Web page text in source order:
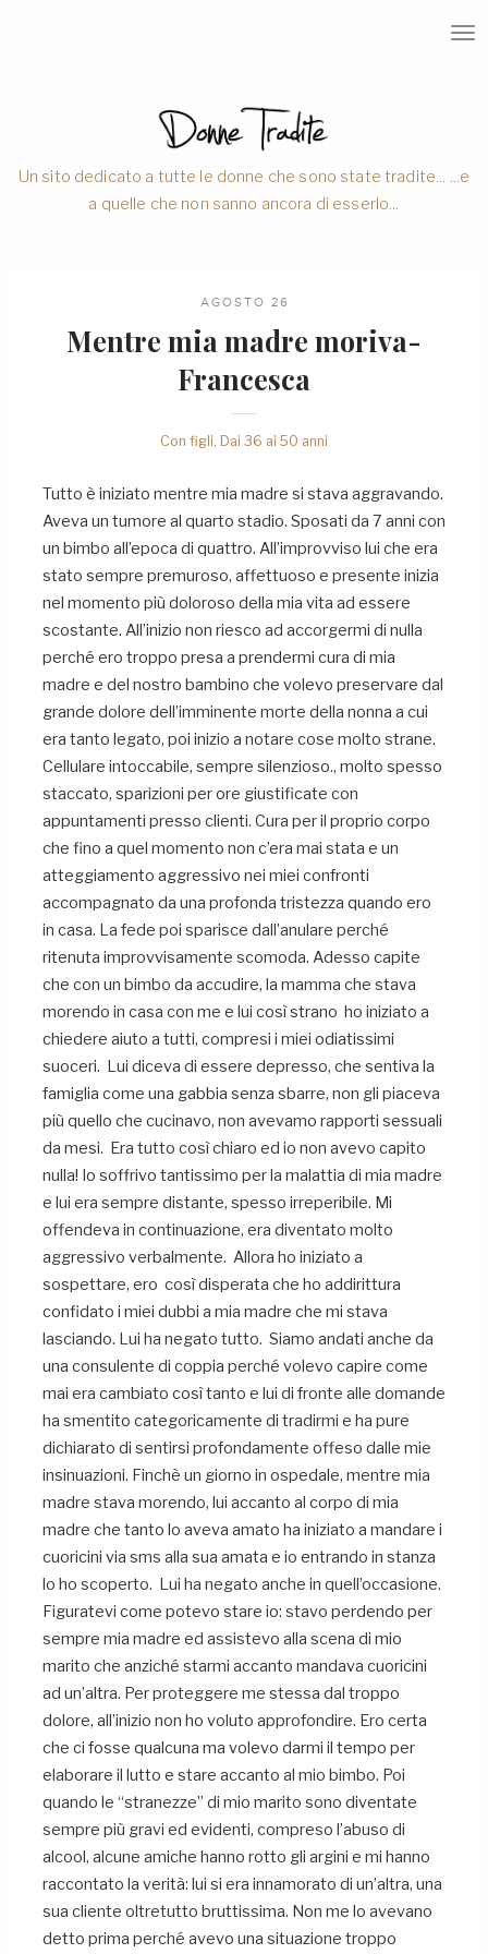
T
V
Un sito dedicato a tutte le donne che sono state tradite... ...e
a quelle che non sanno ancora di esserlo...
AGOSTO 26
Mentre mia madre moriva-
Francesca
Con figli, Dai 36 ai 50 anni
Tutto è iniziato mentre mia madre si stava aggravando.
Aveva un tumore al quarto stadio. Sposati da 7 anni con
un bimbo all’epoca di quattro. All’improvviso lui che era
stato sempre premuroso, affettuoso e presente inizia
nel momento più doloroso della mia vita ad essere
scostante. All’inizio non riesco ad accorgermi di nulla
perché ero troppo presa a prendermi cura di mia
madre e del nostro bambino che volevo preservare dal
grande dolore dell’imminente morte della nonna a cui
era tanto legato, poi inizio a notare cose molto strane.
Cellulare intoccabile, sempre silenzioso., molto spesso
staccato, sparizioni per ore giustificate con
appuntamenti presso clienti. Cura per il proprio corpo
che fino a quel momento non c’era mai stata e un
atteggiamento aggressivo nei miei confronti
accompagnato da una profonda tristezza quando ero
in casa. La fede poi sparisce dall’anulare perché
ritenuta improvvisamente scomoda. Adesso capite
che con un bimbo da accudire, la mamma che stava
morendo in casa con me e lui così strano ho iniziato a
chiedere aiuto a tutti, compresi i miei odiatissimi
suoceri. Lui diceva di essere depresso, che sentiva la
famiglia come una gabbia senza sbarre, non gli piaceva
più quello che cucinavo, non avevamo rapporti sessuali
da mesi. Era tutto così chiaro ed io non avevo capito
nulla! Io soffrivo tantissimo per la malattia di mia madre
e lui era sempre distante, spesso irreperibile. Mi
offendeva in continuazione, era diventato molto
aggressivo verbalmente. Allora ho iniziato a
sospettare, ero così disperata che ho addirittura
confidato i miei dubbi a mia madre che mi stava
lasciando. Lui ha negato tutto. Siamo andati anche da
una consulente di coppia perché volevo capire come
mai era cambiato così tanto e lui di fronte alle domande
ha smentito categoricamente di tradirmi e ha pure
dichiarato di sentirsi profondamente offeso dalle mie
insinuazioni. Finchè un giorno in ospedale, mentre mia
madre stava morendo, lui accanto al corpo di mia
madre che tanto lo aveva amato ha iniziato a mandare i
cuoricini via sms alla sua amata e io entrando in stanza
lo ho scoperto. Lui ha negato anche in quell’occasione.
Figuratevi come potevo stare io: stavo perdendo per
sempre mia madre ed assistevo alla scena di mio
marito che anziché starmi accanto mandava cuoricini
ad un’altra. Per proteggere me stessa dal troppo
dolore, all’inizio non ho voluto approfondire. Ero certa
che ci fosse qualcuna ma volevo darmi il tempo per
elaborare il lutto e stare accanto al mio bimbo. Poi
quando le “stranezze” di mio marito sono diventate
sempre più gravi ed evidenti, compreso l’abuso di
alcool, alcune amiche hanno rotto gli argini e mi hanno
raccontato la verità: lui si era innamorato di un’altra, una
sua cliente oltretutto bruttissima. Non me lo avevano
detto prima perché avevo una situazione troppo